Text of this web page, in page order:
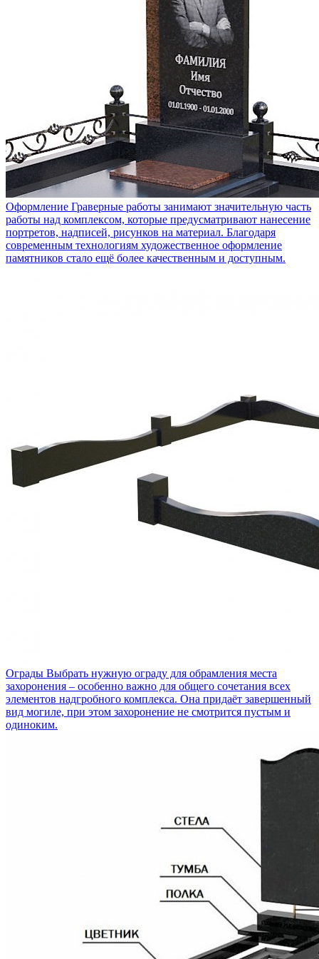
Оформление Граверные работы занимают значительную часть
работы над комплексом, которые предусматривают нанесение
портретов, надписей, рисунков на материал. Благодаря
современным технологиям художественное оформление
памятников стало ещё более качественным и доступным.
Ограды Выбрать нужную ограду для обрамления места
захоронения – особенно важно для общего сочетания всех
элементов надгробного комплекса. Она придаёт завершенный
вид могиле, при этом захоронение не смотрится пустым и
одиноким.